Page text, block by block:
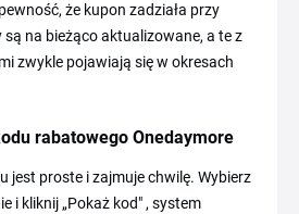
że kupon zadziała przy
na bieżąco aktualizowane, a te z
zwykle pojawiają się w okresach
rabatowego Onedaymore
jest proste i zajmuje chwilę. Wybierz
i kliknij „Pokaż kod" , system